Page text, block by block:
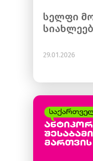
სელფი
29.01.2026